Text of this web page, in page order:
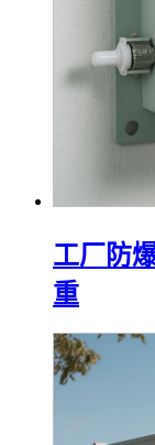
工厂防
重